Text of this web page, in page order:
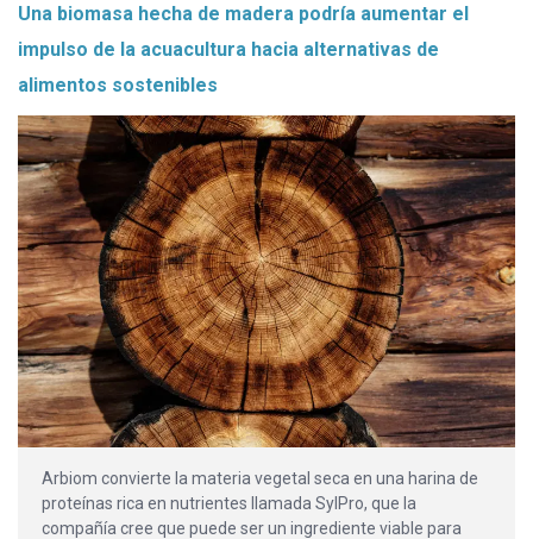
Una biomasa hecha de madera podría aumentar el
impulso de la acuacultura hacia alternativas de
alimentos sostenibles
Arbiom convierte la materia vegetal seca en una harina de
proteínas rica en nutrientes llamada SylPro, que la
compañía cree que puede ser un ingrediente viable para